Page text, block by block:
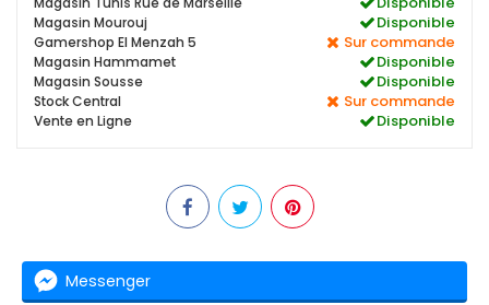
Magasin Mourouj Disponible
Gamershop El Menzah 5 Sur commande
Magasin Hammamet Disponible
Magasin Sousse Disponible
Stock Central Sur commande
Vente en Ligne Disponible
Messenger